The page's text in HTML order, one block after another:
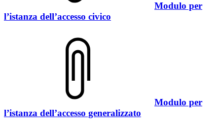
Modulo per
l’istanza dell’accesso civico
Modulo per
l’istanza dell’accesso generalizzato